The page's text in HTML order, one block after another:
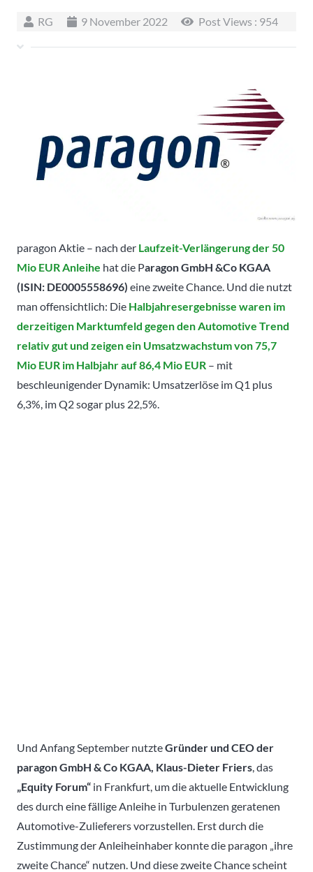
RG 9 November 2022 Post Views : 954
paragon Aktie – nach der Laufzeit-Verlängerung der 50
Mio EUR Anleihe hat die Paragon GmbH &Co KGAA
(ISIN: DE0005558696) eine zweite Chance. Und die nutzt
man offensichtlich: Die Halbjahresergebnisse waren im
derzeitigen Marktumfeld gegen den Automotive Trend
relativ gut und zeigen ein Umsatzwachstum von 75,7
Mio EUR im Halbjahr auf 86,4 Mio EUR – mit
beschleunigender Dynamik: Umsatzerlöse im Q1 plus
6,3%, im Q2 sogar plus 22,5%.
Und Anfang September nutzteGründer und CEO der
paragon GmbH & Co KGAA, Klaus-Dieter Friers, das
„Equity Forum“ in Frankfurt, um die aktuelle Entwicklung
des durch eine fällige Anleihe in Turbulenzen geratenen
Automotive-Zulieferers vorzustellen. Erst durch die
Zustimmung der Anleiheinhaber konnte die paragon „ihre
zweite Chance“ nutzen. Und diese zweite Chance scheint